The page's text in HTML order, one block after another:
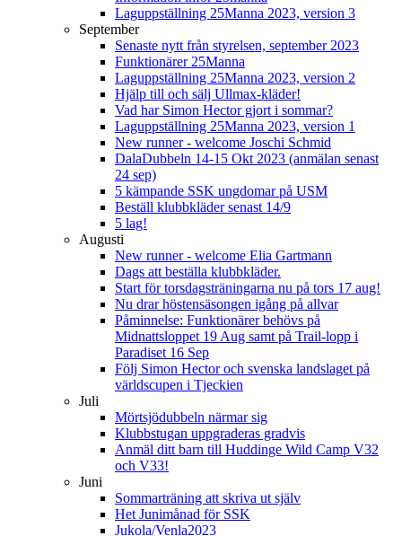
Laguppställning 25Manna 2023, version 3
September
Senaste nytt från styrelsen, september 2023
Funktionärer 25Manna
Laguppställning 25Manna 2023, version 2
Hjälp till och sälj Ullmax-kläder!
Vad har Simon Hector gjort i sommar?
Laguppställning 25Manna 2023, version 1
New runner - welcome Joschi Schmid
DalaDubbeln 14-15 Okt 2023 (anmälan senast
24 sep)
5 kämpande SSK ungdomar på USM
Beställ klubbkläder senast 14/9
5 lag!
Augusti
New runner - welcome Elia Gartmann
Dags att beställa klubbkläder.
Start för torsdagsträningarna nu på tors 17 aug!
Nu drar höstensäsongen igång på allvar
Påminnelse: Funktionärer behövs på
Midnattsloppet 19 Aug samt på Trail-lopp i
Paradiset 16 Sep
Följ Simon Hector och svenska landslaget på
världscupen i Tjeckien
Juli
Mörtsjödubbeln närmar sig
Klubbstugan uppgraderas gradvis
Anmäl ditt barn till Huddinge Wild Camp V32
och V33!
Juni
Sommarträning att skriva ut själv
Het Junimånad för SSK
Jukola/Venla2023